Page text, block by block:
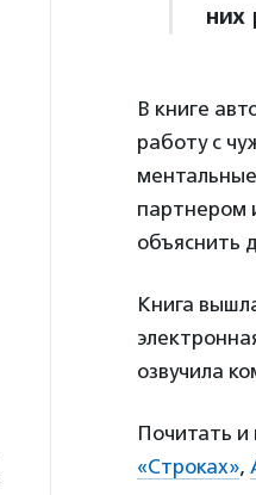
них
В книге
работу с
партнером
объяснить
Книга
озвучила
Почитать и
«Строках»,